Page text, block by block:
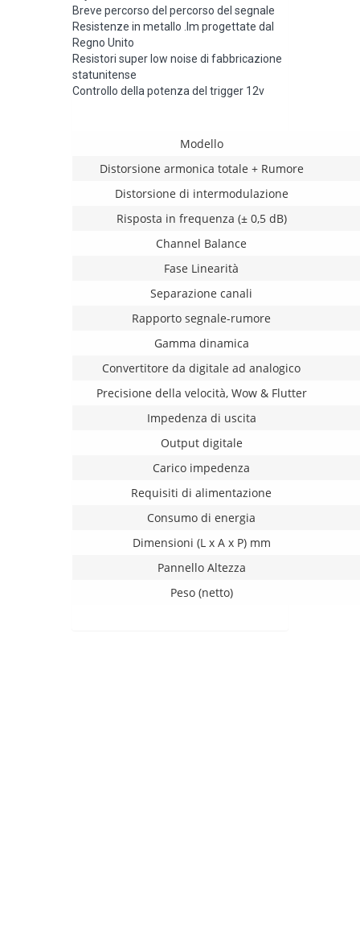
Breve percorso del percorso del segnale
Resistenze in metallo .lm progettate dal
Regno Unito
Resistori super low noise di fabbricazione
statunitense
Controllo della potenza del trigger 12v
Modello
Distorsione armonica totale + Rumore
Distorsione di intermodulazione
Risposta in frequenza (± 0,5 dB)
Channel Balance
Fase Linearità
Separazione canali
Rapporto segnale-rumore
Gamma dinamica
Convertitore da digitale ad analogico
Precisione della velocità, Wow & Flutter
Impedenza di uscita
Output digitale
Carico impedenza
Requisiti di alimentazione
Consumo di energia
Dimensioni (L x A x P) mm
Pannello Altezza
Peso (netto)